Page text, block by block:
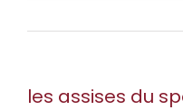
les assises du